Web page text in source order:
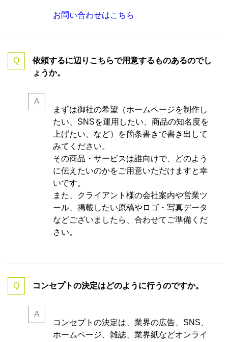
お問い合わせはこちら
依頼するに辺りこちらで用意するものあるのでし
ょうか。
まずは御社の希望（ホームページを制作し
たい、SNSを運用したい、商品の知名度を
上げたい、など）を箇条書きで書き出して
みてください。
その商品・サービスは誰向けで、どのよう
に伝えたいのかをご用意いただけますと幸
いです。
また、クライアント様の会社案内や営業ツ
ール、掲載したい原稿やロゴ・写真データ
などございましたら、合わせてご準備くだ
さい。
コンセプトの決定はどのように行うのですか。
コンセプトの決定は、業界の広告、SNS、
ホームページ、雑誌、業界紙などオンライ